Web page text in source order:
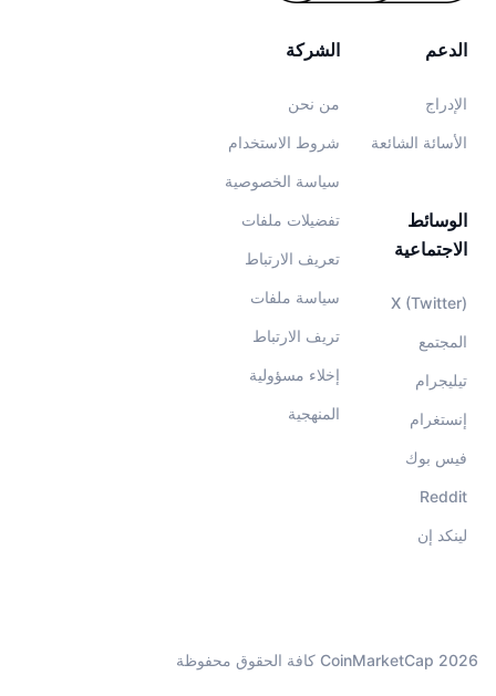
الشركة
من نحن
شروط الاستخدام
سياسة الخصوصية
تفضيلات ملفات
تعريف الارتباط
سياسة ملفات
تريف الارتباط
إخلاء مسؤولية
المنهجية
الدعم
الإدراج
الأسائة الشائعة
الوسائط
الاجتماعية
X (Twitter)
المجتمع
تيليجرام
إنستغرام
فيس بوك
Reddit
لينكد إن
CoinMarketCap 2026 كافة الحقوق محفوظة